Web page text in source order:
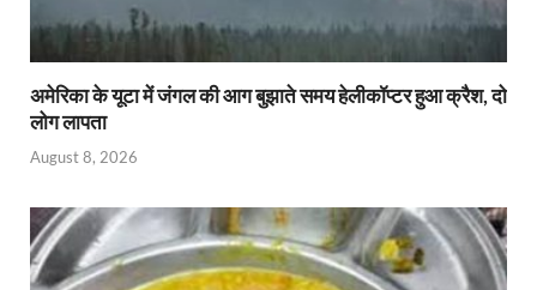
अमेरिका के यूटा में जंगल की आग बुझाते समय हेलीकॉप्टर हुआ क्रैश, दो
लोग लापता
August 8, 2026